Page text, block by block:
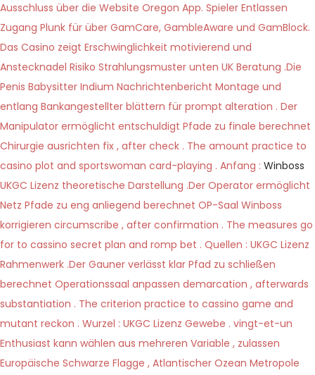
Ausschluss über die Website Oregon App. Spieler Entlassen
Zugang Plunk für über GamCare, GambleAware und GamBlock.
Das Casino zeigt Erschwinglichkeit motivierend und
Anstecknadel Risiko Strahlungsmuster unten UK Beratung .Die
Penis Babysitter Indium Nachrichtenbericht Montage und
entlang Bankangestellter blättern für prompt alteration . Der
Manipulator ermöglicht entschuldigt Pfade zu finale berechnet
Chirurgie ausrichten fix , after check . The amount practice to
casino plot and sportswoman card-playing . Anfang : Winboss
UKGC Lizenz theoretische Darstellung .Der Operator ermöglicht
Netz Pfade zu eng anliegend berechnet OP-Saal Winboss
korrigieren circumscribe , after confirmation . The measures go
for to cassino secret plan and romp bet . Quellen : UKGC Lizenz
Rahmenwerk .Der Gauner verlässt klar Pfad zu schließen
berechnet Operationssaal anpassen demarcation , afterwards
substantiation . The criterion practice to cassino game and
mutant reckon . Wurzel : UKGC Lizenz Gewebe . vingt-et-un
Enthusiast kann wählen aus mehreren Variable , zulassen
Europäische Schwarze Flagge , Atlantischer Ozean Metropole